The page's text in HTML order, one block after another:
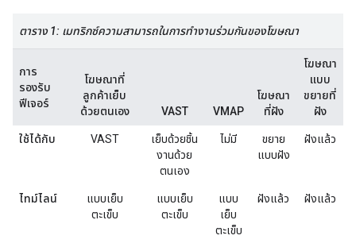
ตาราง 1: เมทริกซ์ความสามารถในการทำงานร่วมกันของโฆษณา
การ
รองรับ
ฟีเจอร์
โฆษณาที่
ลูกค้าเย็บ
ด้วยตนเอง
VAST VMAP
โฆษณา
ที่ฝัง
โฆษณา
แบบ
ขยายที่
ฝัง
ใช้ได้กับ VAST
เย็บด้วยชิ้น
งานด้วย
ตนเอง
ไม่มี
ขยาย
แบบฝัง
ฝังแล้ว
ไทม์ไลน์
แบบเย็บ
ตะเข็บ
แบบเย็บ
ตะเข็บ
แบบ
เย็บ
ตะเข็บ
ฝังแล้ว ฝังแล้ว